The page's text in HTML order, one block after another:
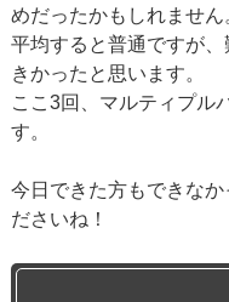
めだったかもしれません
平均すると普通ですが
きかったと思います。
ここ3回、マルティプル
す。
今日できた方もできな
ださいね！